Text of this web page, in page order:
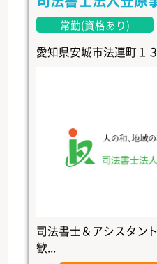
常勤(資格あり)
愛知県安城市法連町１
司法書士＆アシスタン
歓...